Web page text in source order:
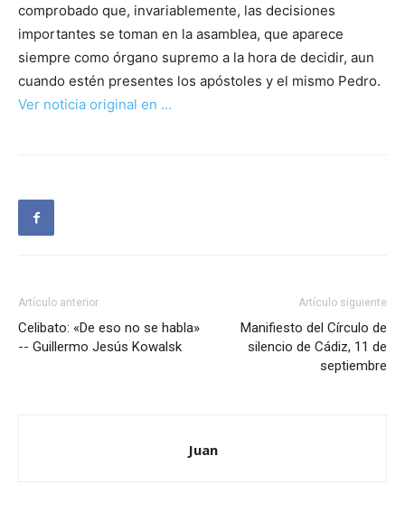
comprobado que, invariablemente, las decisiones
importantes se toman en la asamblea, que aparece
siempre como órgano supremo a la hora de decidir, aun
cuando estén presentes los apóstoles y el mismo Pedro.
Ver noticia original en …
Artículo anterior
Celibato: «De eso no se habla»
-- Guillermo Jesús Kowalsk
Artículo siguiente
Manifiesto del Círculo de
silencio de Cádiz, 11 de
septiembre
Juan